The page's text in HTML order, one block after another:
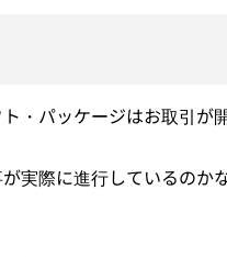
・パッケージはお取引が
実際に進行しているのか